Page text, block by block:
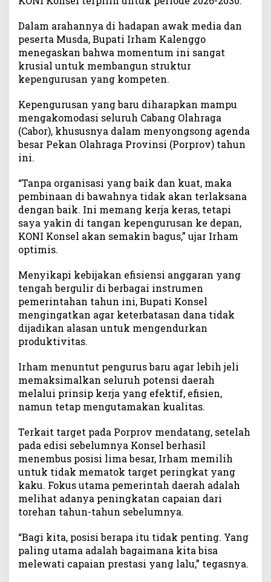
T
k
a
n
k
a
P
n
g
u
a
n
O
r
g
s
a
s
i
d
R
e
g
e
e
r
a
s
i
A
t
l
t
Dalam arahannya di hadapan awak media dan
peserta Musda, Bupati Irham Kalenggo
menegaskan bahwa momentum ini sangat
krusial untuk membangun struktur
kepengurusan yang kompeten.
Kepengurusan yang baru diharapkan mampu
mengakomodasi seluruh Cabang Olahraga
(Cabor), khususnya dalam menyongsong agenda
besar Pekan Olahraga Provinsi (Porprov) tahun
ini.
“Tanpa organisasi yang baik dan kuat, maka
pembinaan di bawahnya tidak akan terlaksana
dengan baik. Ini memang kerja keras, tetapi
saya yakin di tangan kepengurusan ke depan,
KONI Konsel akan semakin bagus,” ujar Irham
optimis.
Menyikapi kebijakan efisiensi anggaran yang
tengah bergulir di berbagai instrumen
pemerintahan tahun ini, Bupati Konsel
mengingatkan agar keterbatasan dana tidak
dijadikan alasan untuk mengendurkan
produktivitas.
Irham menuntut pengurus baru agar lebih jeli
memaksimalkan seluruh potensi daerah
melalui prinsip kerja yang efektif, efisien,
namun tetap mengutamakan kualitas.
Terkait target pada Porprov mendatang, setelah
pada edisi sebelumnya Konsel berhasil
menembus posisi lima besar, Irham memilih
untuk tidak mematok target peringkat yang
kaku. Fokus utama pemerintah daerah adalah
melihat adanya peningkatan capaian dari
torehan tahun-tahun sebelumnya.
“Bagi kita, posisi berapa itu tidak penting. Yang
paling utama adalah bagaimana kita bisa
melewati capaian prestasi yang lalu,” tegasnya.